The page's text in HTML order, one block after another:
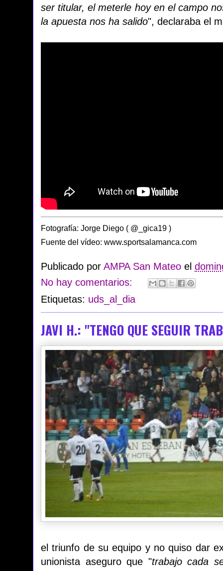
ser titular, el meterle hoy en el campo
la apuesta nos ha salido", declaraba el
Fotografía: Jorge Diego ( @_gica19 )
Fuente del vídeo: www.sportsalamanca.com
Publicado por AMPA San Mateo el
No hay comentarios:
Etiquetas: uds_al_dia
JAVI H.: "TENGO QUE SEGUIR
el triunfo de su equipo y no quiso dar
unionista aseguro que "trabajo cada